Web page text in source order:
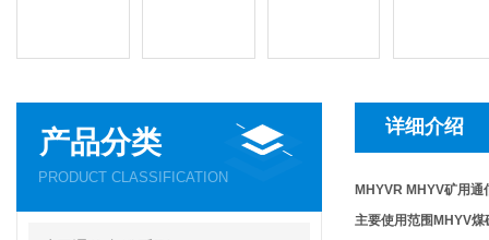
产品分类
PRODUCT CLASSIFICATION
详细介绍
MHYVR MHYV矿用通
主要使用范围MHYV